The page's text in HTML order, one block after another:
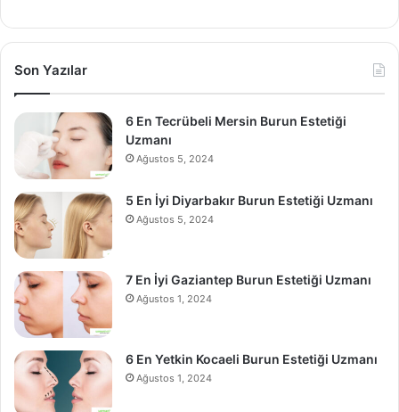
Son Yazılar
6 En Tecrübeli Mersin Burun Estetiği
Uzmanı
Ağustos 5, 2024
5 En İyi Diyarbakır Burun Estetiği Uzmanı
Ağustos 5, 2024
7 En İyi Gaziantep Burun Estetiği Uzmanı
Ağustos 1, 2024
6 En Yetkin Kocaeli Burun Estetiği Uzmanı
Ağustos 1, 2024